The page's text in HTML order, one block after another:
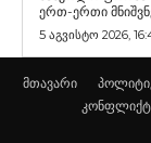
ერთ-ერთი
5 აგვისტო 2026,
მთავარი